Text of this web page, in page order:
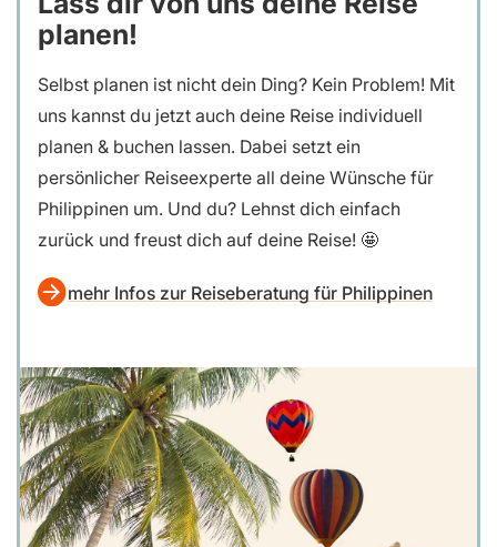
planen!
Selbst planen ist nicht dein Ding? Kein Problem! Mit
uns kannst du jetzt auch deine Reise individuell
planen & buchen lassen. Dabei setzt ein
persönlicher Reiseexperte all deine Wünsche für
Philippinen um. Und du? Lehnst dich einfach
zurück und freust dich auf deine Reise! 🤩
mehr Infos zur Reiseberatung für Philippinen